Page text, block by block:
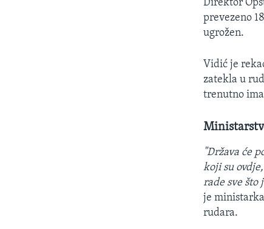
Direktor
prevezeno
ugrožen.
Vidić je
zatekla u
trenutno
"Država će
koji su
rade sve što
je
rudara.